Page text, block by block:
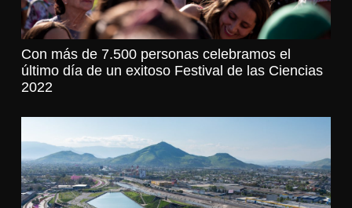
Con más de 7.500 personas celebramos el
último día de un exitoso Festival de las Ciencias
2022